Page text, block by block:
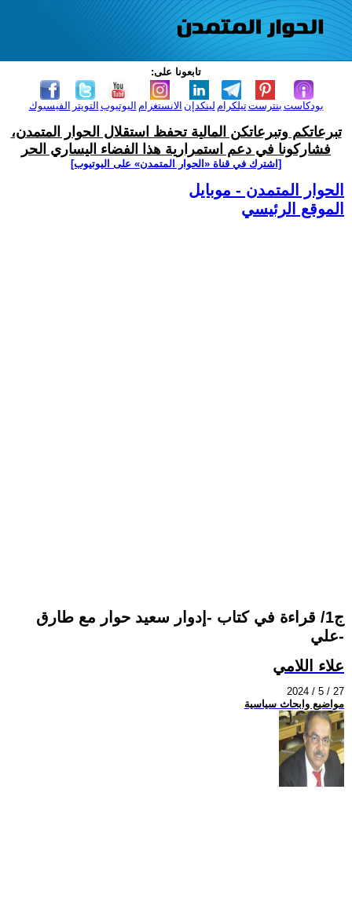
تابعونا على:
الفيسبوك التويتر اليوتيوب الانستغرام لينكدإن تيلكرامبنترست بودكاست
تبرعاتكم وتبرعاتكن المالية تحفظ استقلال الحوار المتمدن،
فشاركونا في دعم استمرارية هذا الفضاء اليساري الحر
[اشترك في قناة ‫«الحوار المتمدن» على اليوتيوب]
الحوار المتمدن - موبايل
الموقع الرئيسي
ج1/ قراءة في كتاب -إدوار سعيد حوار مع طارق
علي-
علاء اللامي
2024 / 5 / 27
مواضيع وابحاث سياسية